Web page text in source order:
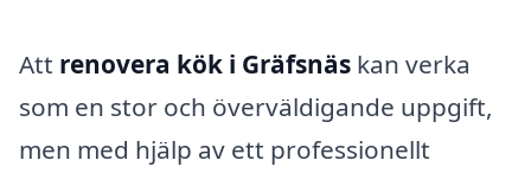
Att renovera kök i Gräfsnäs kan verka
som en stor och överväldigande uppgift,
men med hjälp av ett professionellt